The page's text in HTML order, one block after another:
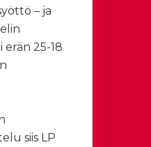
– ja
erän 25-18
siis LP